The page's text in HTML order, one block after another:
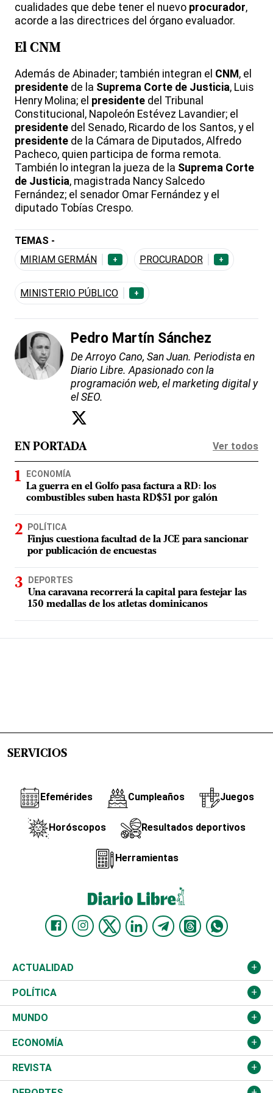
cualidades que debe tener el nuevo procurador,
acorde a las directrices del órgano evaluador.
El CNM
Además de Abinader; también integran el CNM , el
presidente de la Suprema Corte de Justicia, Luis
Henry Molina; el presidente del Tribunal
Constitucional, Napoleón Estévez Lavandier; el
presidente del Senado, Ricardo de los Santos, y el
presidente de la Cámara de Diputados, Alfredo
Pacheco, quien participa de forma remota.
También lo integran la jueza de la Suprema Corte
de Justicia, magistrada Nancy Salcedo
Fernández; el senador Omar Fernández y el
diputado Tobías Crespo.
TEMAS -
MIRIAM GERMÁN
+ PROCURADOR +
MINISTERIO PÚBLICO +
Pedro Martín Sánchez
De Arroyo Cano, San Juan. Periodista en
Diario Libre. Apasionado con la
programación web, el marketing digital y
el SEO.
EN PORTADA Ver todos
ECONOMÍA
La guerra en el Golfo pasa factura a RD: los
combustibles suben hasta RD$51 por galón
POLÍTICA
Finjus cuestiona facultad de la JCE para sancionar
por publicación de encuestas
DEPORTES
Una caravana recorrerá la capital para festejar las
150 medallas de los atletas dominicanos
SERVICIOS
Efemérides Cumpleaños Juegos
Horóscopos Resultados deportivos
Herramientas
ACTUALIDAD
Nacional
Ciudad
Educación
Salud
Justicia
POLÍTICA
Partidos
JCE
TSE
Congreso Nacional
MUNDO
Estados Unidos
América Latina
ECONOMÍA
Finanzas
REVISTA